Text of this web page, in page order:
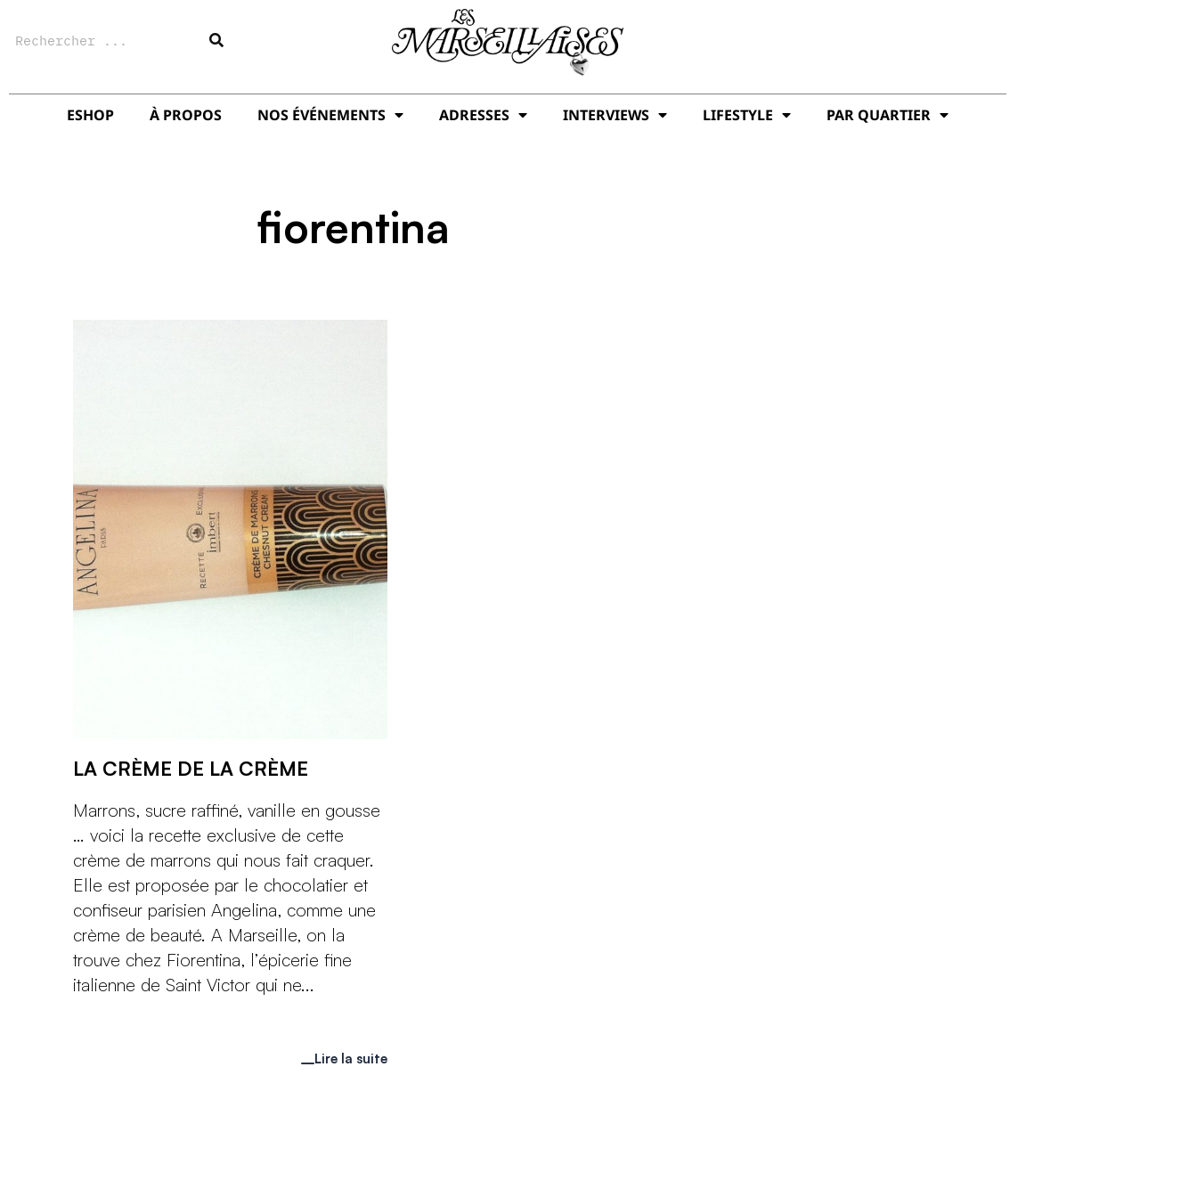
ESHOP À PROPOS NOS ÉVÉNEMENTS ADRESSES INTERVIEWS LIFESTYLE PAR QUARTIER
fiorentina
LA CRÈME DE LA CRÈME
Marrons, sucre raffiné, vanille en gousse
… voici la recette exclusive de cette
crème de marrons qui nous fait craquer.
Elle est proposée par le chocolatier et
confiseur parisien Angelina, comme une
crème de beauté. A Marseille, on la
trouve chez Fiorentina, l’épicerie fine
italienne de Saint Victor qui ne...
Lire la suite